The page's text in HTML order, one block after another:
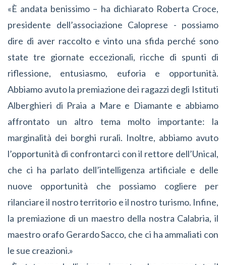
«È andata benissimo – ha dichiarato Roberta Croce,
presidente dell’associazione Caloprese - possiamo
dire di aver raccolto e vinto una sfida perché sono
state tre giornate eccezionali, ricche di spunti di
riflessione, entusiasmo, euforia e opportunità.
Abbiamo avuto la premiazione dei ragazzi degli Istituti
Alberghieri di Praia a Mare e Diamante e abbiamo
affrontato un altro tema molto importante: la
marginalità dei borghi rurali. Inoltre, abbiamo avuto
l’opportunità di confrontarci con il rettore dell’Unical,
che ci ha parlato dell’intelligenza artificiale e delle
nuove opportunità che possiamo cogliere per
rilanciare il nostro territorio e il nostro turismo. Infine,
la premiazione di un maestro della nostra Calabria, il
maestro orafo Gerardo Sacco, che ci ha ammaliati con
le sue creazioni.»